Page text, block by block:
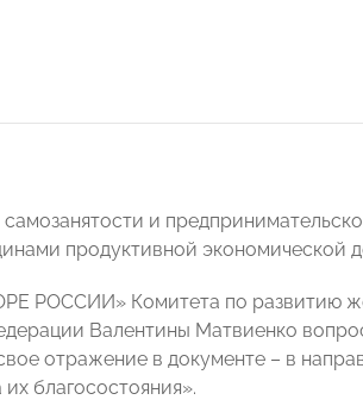
и
продуктивной экономической
РОССИИ» Комитета по развитию
Валентины Матвиенко
отражение в документе – в
благосостояния».